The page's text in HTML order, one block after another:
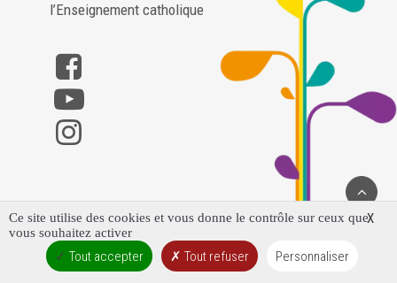
l’Enseignement catholique
Saint Louis Notre Dame – Poligny ©2023 – Tous droits
réservés – Mentions légales et politique de confidentialité
X
Ce site utilise des cookies et vous donne le contrôle sur ceux que
vous souhaitez activer
Tout accepter Tout refuser Personnaliser